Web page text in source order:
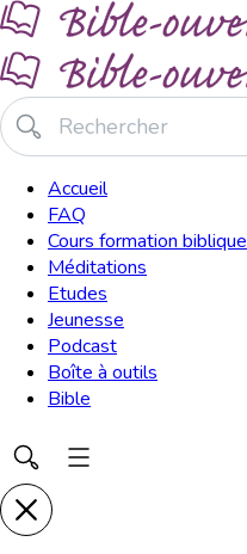
Accueil
FAQ
Cours formation biblique
Méditations
Etudes
Jeunesse
Podcast
Boîte à outils
Bible